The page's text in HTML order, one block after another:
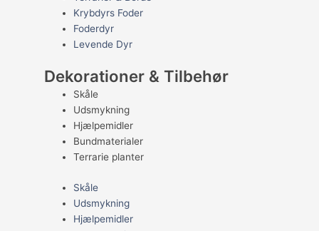
Krybdyrs Foder
Foderdyr
Levende Dyr
Dekorationer & Tilbehør
Skåle
Udsmykning
Hjælpemidler
Bundmaterialer
Terrarie planter
Skåle
Udsmykning
Hjælpemidler